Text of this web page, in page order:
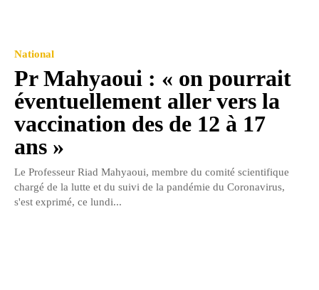
National
Pr Mahyaoui : « on pourrait
éventuellement aller vers la
vaccination des de 12 à 17
ans »
Le Professeur Riad Mahyaoui, membre du comité scientifique
chargé de la lutte et du suivi de la pandémie du Coronavirus,
s'est exprimé, ce lundi...